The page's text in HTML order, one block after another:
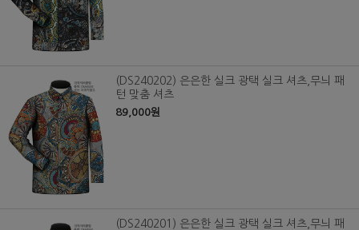
(DS240202) 은은한 실크 광택 실크 셔츠,무늬 패
턴 맞춤 셔츠
89,000원
(DS240201) 은은한 실크 광택 실크 셔츠,무늬 패